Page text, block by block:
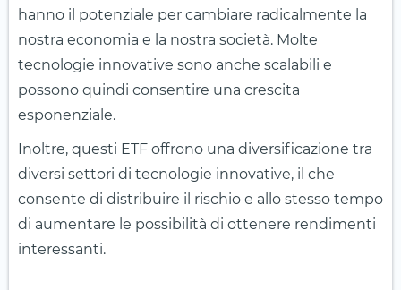
hanno il potenziale per cambiare radicalmente la
nostra economia e la nostra società. Molte
tecnologie innovative sono anche scalabili e
possono quindi consentire una crescita
esponenziale.
Inoltre, questi ETF offrono una diversificazione tra
diversi settori di tecnologie innovative, il che
consente di distribuire il rischio e allo stesso tempo
di aumentare le possibilità di ottenere rendimenti
interessanti.